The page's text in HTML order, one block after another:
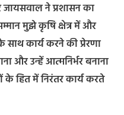
ने प्रशासन का
मुझे कृषि क्षेत्र में और
साथ कार्य करने की प्रेरणा
और उन्हें आत्मनिर्भर बनाना
के हित में निरंतर कार्य करते